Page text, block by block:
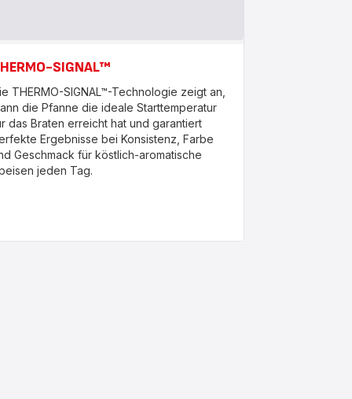
SIGNAL™
THERMO-SIGNAL™-Technologie zeigt an,
die Pfanne die ideale Starttemperatur
das Braten erreicht hat und garantiert
Ergebnisse bei Konsistenz, Farbe
Geschmack für köstlich-aromatische
jeden Tag.